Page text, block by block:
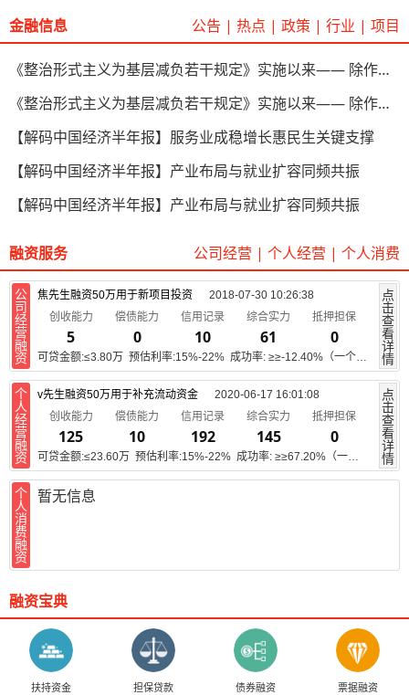
金融信息 公告 | 热点 | 政策 | 行业 | 项目
《整治形式主义为基层减负若干规定》实施以来—— 除作风之弊 兴实干之风
《整治形式主义为基层减负若干规定》实施以来—— 除作风之弊 兴实干之风
【解码中国经济半年报】服务业成稳增长惠民生关键支撑
【解码中国经济半年报】产业布局与就业扩容同频共振
【解码中国经济半年报】产业布局与就业扩容同频共振
融资服务 公司经营 | 个人经营 | 个人消费
公
司
经
营
融
资
焦先生融资50万用于新项目投资 2018-07-30 10:26:38
创收能力 偿债能力 信用记录 综合实力 抵押担保
5 0 10 61 0
可贷金额:≤3.80万 预估利率:15%-22% 成功率: ≥≥-12.40%（一个月内）
点
击
查
看
详
情
个
人
经
营
融
资
v先生融资50万用于补充流动资金 2020-06-17 16:01:08
创收能力 偿债能力 信用记录 综合实力 抵押担保
125 10 192 145 0
可贷金额:≤23.60万 预估利率:15%-22% 成功率: ≥≥67.20%（一个月内）
点
击
查
看
详
情
个
人
消
费
融
资
暂无信息
融资宝典
扶持资金 担保贷款 债券融资 票据融资